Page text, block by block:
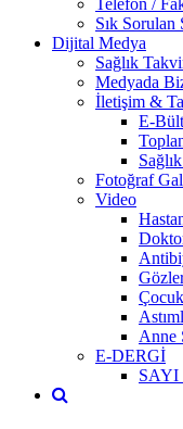
Sık Sorulan
Dijital Medya
Sağlık
Medyada
İletişim &
E-
Fotoğraf
Video
Anne
E-DERGİ
SAYI